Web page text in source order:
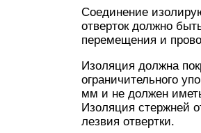
Соединение
отверток должно
перемещения и
Изоляция должна
ограничительного
мм и не должен
Изоляция стержней
лезвия отвертки.